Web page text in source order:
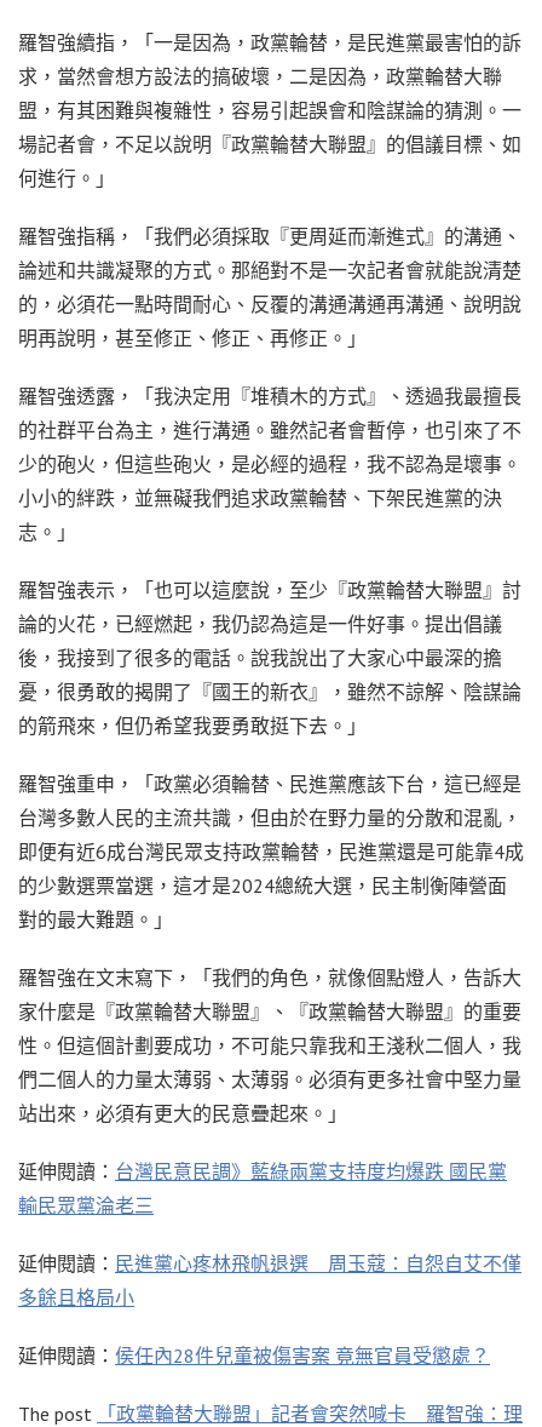
羅智強續指，「一是因為，政黨輪替，是民進黨最害怕的訴
求，當然會想方設法的搞破壞，二是因為，政黨輪替大聯
盟，有其困難與複雜性，容易引起誤會和陰謀論的猜測。一
場記者會，不足以說明『政黨輪替大聯盟』的倡議目標、如
何進行。」
羅智強指稱，「我們必須採取『更周延而漸進式』的溝通、
論述和共識凝聚的方式。那絕對不是一次記者會就能說清楚
的，必須花一點時間耐心、反覆的溝通溝通再溝通、說明說
明再說明，甚至修正、修正、再修正。」
羅智強透露，「我決定用『堆積木的方式』、透過我最擅長
的社群平台為主，進行溝通。雖然記者會暫停，也引來了不
少的砲火，但這些砲火，是必經的過程，我不認為是壞事。
小小的絆跌，並無礙我們追求政黨輪替、下架民進黨的決
志。」
羅智強表示，「也可以這麼說，至少『政黨輪替大聯盟』討
論的火花，已經燃起，我仍認為這是一件好事。提出倡議
後，我接到了很多的電話。說我說出了大家心中最深的擔
憂，很勇敢的揭開了『國王的新衣』，雖然不諒解、陰謀論
的箭飛來，但仍希望我要勇敢挺下去。」
羅智強重申，「政黨必須輪替、民進黨應該下台，這已經是
台灣多數人民的主流共識，但由於在野力量的分散和混亂，
即便有近6成台灣民眾支持政黨輪替，民進黨還是可能靠4成
的少數選票當選，這才是2024總統大選，民主制衡陣營面
對的最大難題。」
羅智強在文末寫下，「我們的角色，就像個點燈人，告訴大
家什麼是『政黨輪替大聯盟』、『政黨輪替大聯盟』的重要
性。但這個計劃要成功，不可能只靠我和王淺秋二個人，我
們二個人的力量太薄弱、太薄弱。必須有更多社會中堅力量
站出來，必須有更大的民意疊起來。」
延伸閱讀： 台灣民意民調》藍綠兩黨支持度均爆跌 國民黨
輸民眾黨淪老三
延伸閱讀： 民進黨心疼林飛帆退選 周玉蔻：自怨自艾不僅
多餘且格局小
延伸閱讀： 侯任內28件兒童被傷害案 竟無官員受懲處？
The post
「政黨輪替大聯盟」記者會突然喊卡 羅智強：理